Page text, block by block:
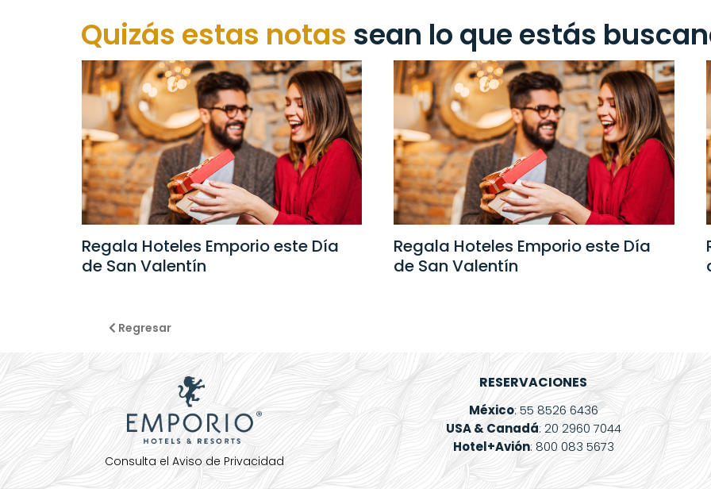
Quizás estas notas sean lo que estás
Regala Hoteles Emporio este Día
de San Valentín
Regala Hoteles Emporio este Día
de San Valentín
Regresar
Consulta el Aviso de Privacidad
RESERVACIONES
México: 55 8526 6436
USA & Canadá: 20 2960 7044
Hotel+Avión: 800 083 5673